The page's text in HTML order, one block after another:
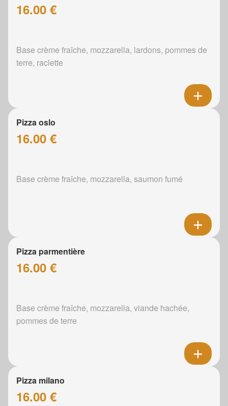
16.00 €
Base crème fraîche, mozzarella, lardons, pommes de
terre, raclette
Pizza oslo
16.00 €
Base crème fraîche, mozzarella, saumon fumé
Pizza parmentière
16.00 €
Base crème fraîche, mozzarella, viande hachée,
pommes de terre
Pizza milano
16.00 €